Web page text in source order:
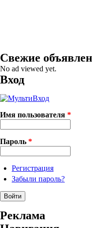
Свежие
No ad viewed yet.
Вход
Имя пользователя *
Пароль *
Регистрация
Забыли пароль?
Реклама